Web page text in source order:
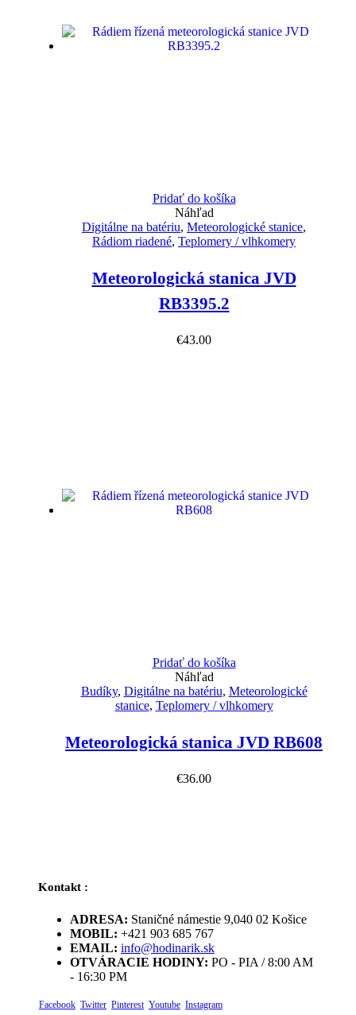
Pridať do košíka
Náhľad
Digitálne na batériu, Meteorologické stanice,
Rádiom riadené, Teplomery / vlhkomery
Meteorologická stanica JVD
RB3395.2
€43.00
Pridať do košíka
Náhľad
Budíky, Digitálne na batériu, Meteorologické
stanice, Teplomery / vlhkomery
Meteorologická stanica JVD RB608
€36.00
Kontakt :
ADRESA: Staničné námestie 9,040 02 Košice
MOBIL: +421 903 685 767
EMAIL: info@hodinarik.sk
OTVÁRACIE HODINY: PO - PIA / 8:00 AM
- 16:30 PM
Facebook Twitter Pinterest Youtube Instagram